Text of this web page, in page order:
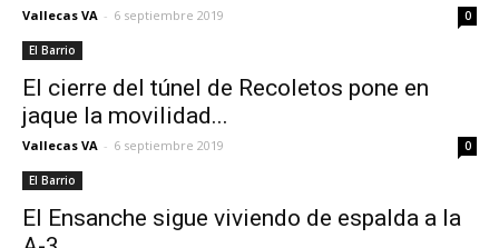
Vallecas VA - 6 septiembre 2019 0
El Barrio
El cierre del túnel de Recoletos pone en
jaque la movilidad...
Vallecas VA - 6 septiembre 2019 0
El Barrio
El Ensanche sigue viviendo de espalda a la